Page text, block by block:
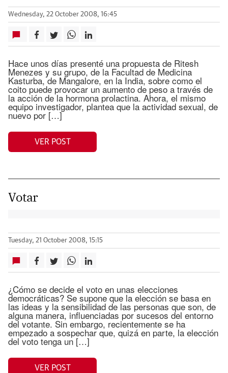
Wednesday, 22 October 2008, 16:45
Hace unos días presenté una propuesta de Ritesh
Menezes y su grupo, de la Facultad de Medicina
Kasturba, de Mangalore, en la India, sobre como el
coito puede provocar un aumento de peso a través de
la acción de la hormona prolactina. Ahora, el mismo
equipo investigador, plantea que la actividad sexual, de
nuevo por […]
VER POST
Votar
Tuesday, 21 October 2008, 15:15
¿Cómo se decide el voto en unas elecciones
democráticas? Se supone que la elección se basa en
las ideas y la sensibilidad de las personas que son, de
alguna manera, influenciadas por sucesos del entorno
del votante. Sin embargo, recientemente se ha
empezado a sospechar que, quizá en parte, la elección
del voto tenga un […]
VER POST